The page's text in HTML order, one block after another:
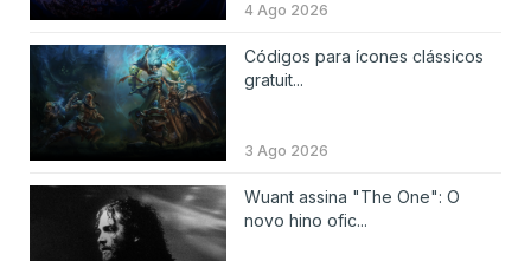
4 Ago 2026
Códigos para ícones clássicos
gratuit...
3 Ago 2026
Wuant assina "The One": O
novo hino ofic...